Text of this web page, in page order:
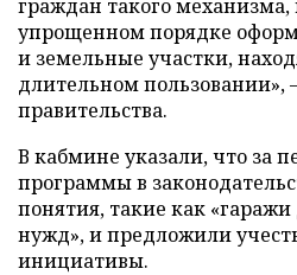
граждан такого механизма,
упрощенном порядке
и земельные участки,
длительном пользовании»,
правительства.
В кабмине указали, что за
программы в
понятия, такие как
нужд», и предложили
инициативы.